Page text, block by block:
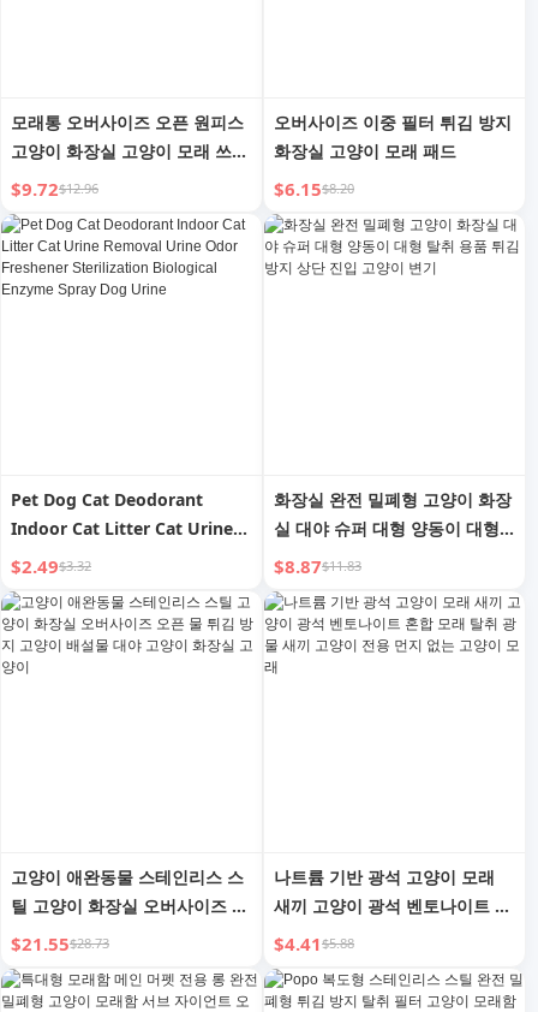
모래통 오버사이즈 오픈 원피스
고양이 화장실 고양이 모래 쓰레
기통 거대 메인 스플래시 방지
매트 고양이 화장실
$9.72$12.96
오버사이즈 이중 필터 튀김 방지
화장실 고양이 모래 패드
$6.15$8.20
Pet Dog Cat Deodorant
Indoor Cat Litter Cat Urine
Removal Urine Odor
Freshener Sterilization
Biological Enzyme Spray Dog
Urine
$2.49$3.32
화장실 완전 밀폐형 고양이 화장
실 대야 슈퍼 대형 양동이 대형
탈취 용품 튀김 방지 상단 진입
고양이 변기
$8.87$11.83
고양이 애완동물 스테인리스 스
틸 고양이 화장실 오버사이즈 오
픈 물 튀김 방지 고양이 배설물
대야 고양이 화장실 고양이
$21.55$28.73
나트륨 기반 광석 고양이 모래
새끼 고양이 광석 벤토나이트 혼
합 모래 탈취 광물 새끼 고양이
전용 먼지 없는 고양이 모래
$4.41$5.88